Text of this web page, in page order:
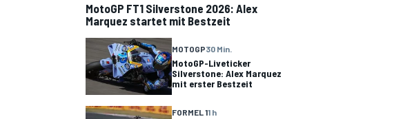
MotoGP FT1 Silverstone 2026: Alex
Marquez startet mit Bestzeit
MOTOGP30 Min.
MotoGP-Liveticker
Silverstone: Alex Marquez
mit erster Bestzeit
FORMEL 11 h